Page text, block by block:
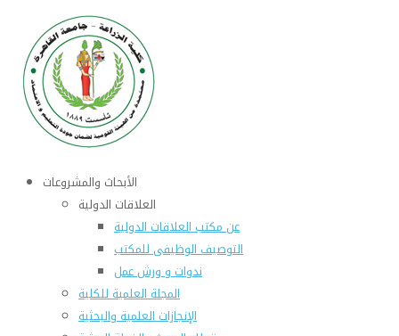
الأبحاث والمشروعات
العلاقات الدولية
عن مكتب العلاقات الدولية
التوصيف الوظيفى للمكتب
ندوات و ورش عمل
المجلة العلمية للكلية
الإنجازات العلمية والبحثية